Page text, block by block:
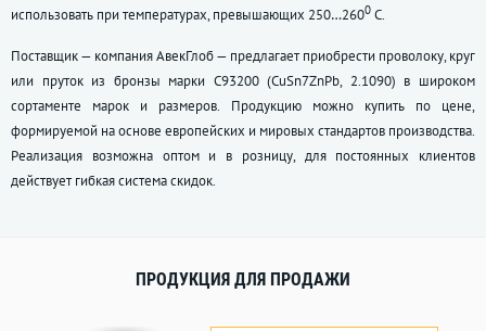
использовать при температурах, превышающих 250…2600 С.
Поставщик — компания АвекГлоб — предлагает приобрести проволоку, круг
или пруток из бронзы марки С93200 (CuSn7ZnPb, 2.1090) в широком
сортаменте марок и размеров. Продукцию можно купить по цене,
формируемой на основе европейских и мировых стандартов производства.
Реализация возможна оптом и в розницу, для постоянных клиентов
действует гибкая система скидок.
ПРОДУКЦИЯ ДЛЯ ПРОДАЖИ